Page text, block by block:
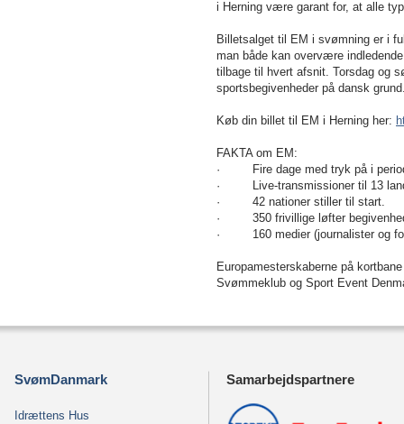
i Herning være garant for, at alle
Billetsalget til EM i svømning er i
man både kan overvære
tilbage til hvert afsnit. Torsdag og
sportsbegivenheder på dansk
Køb din billet til EM i Herning her:
FAKTA om EM:
· Fire dage med tryk på i
· Live-transmissioner til 13
· 42 nationer stiller til start.
· 350 frivillige løfter
· 160 medier (journalister og
Europamesterskaberne på
Svømmeklub og Sport Event
SvømDanmark
Idrættens Hus
Samarbejdspartnere